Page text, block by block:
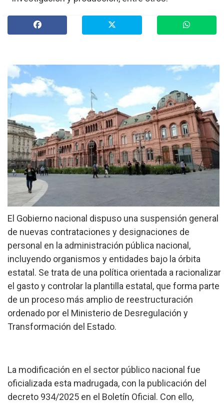
»
Provinciales
Cultura
»
Economía
»
Espectáculos
Internacionales
»
Judiciales
»
Política
El Gobierno nacional dispuso una suspensión general
de nuevas contrataciones y designaciones de
personal en la administración pública nacional,
incluyendo organismos y entidades bajo la órbita
estatal. Se trata de una política orientada a racionalizar
el gasto y controlar la plantilla estatal, que forma parte
de un proceso más amplio de reestructuración
ordenado por el Ministerio de Desregulación y
Transformación del Estado.
La modificación en el sector público nacional fue
oficializada esta madrugada, con la publicación del
decreto 934/2025 en el Boletín Oficial. Con ello,